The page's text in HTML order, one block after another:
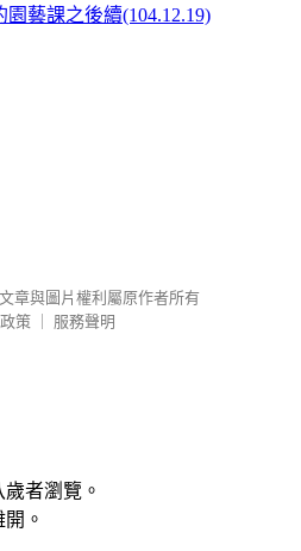
藝課之後續(104.12.19)
文章與圖片權利屬原作者所有
策
服務聲明
者瀏覽。
。